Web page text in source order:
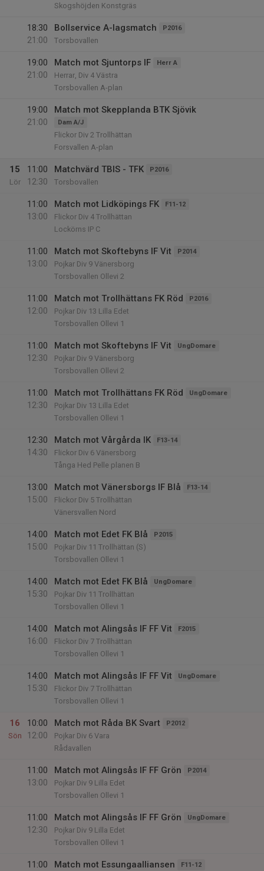
Skogshöjden Konstgräs
18:30
21:00
Bollservice A-lagsmatch P2016
Torsbovallen
19:00
21:00
Match mot Sjuntorps IF Herr A
Herrar, Div 4 Västra
Torsbovallen A-plan
19:00
21:00
Match mot Skepplanda BTK Sjövik
Dam A/J
Flickor Div 2 Trollhättan
Forsvallen A-plan
15
Lör
11:00
12:30
Matchvärd TBIS - TFK P2016
Torsbovallen
11:00
13:00
Match mot Lidköpings FK F11-12
Flickor Div 4 Trollhättan
Lockörns IP C
11:00
13:00
Match mot Skoftebyns IF Vit P2014
Pojkar Div 9 Vänersborg
Torsbovallen Ollevi 2
11:00
12:00
Match mot Trollhättans FK Röd P2016
Pojkar Div 13 Lilla Edet
Torsbovallen Ollevi 1
11:00
12:30
Match mot Skoftebyns IF Vit UngDomare
Pojkar Div 9 Vänersborg
Torsbovallen Ollevi 2
11:00
12:30
Match mot Trollhättans FK Röd UngDomare
Pojkar Div 13 Lilla Edet
Torsbovallen Ollevi 1
12:30
14:30
Match mot Vårgårda IK F13-14
Flickor Div 6 Vänersborg
Tånga Hed Pelle planen B
13:00
15:00
Match mot Vänersborgs IF Blå F13-14
Flickor Div 5 Trollhättan
Vänersvallen Nord
14:00
15:00
Match mot Edet FK Blå P2015
Pojkar Div 11 Trollhättan (S)
Torsbovallen Ollevi 1
14:00
15:30
Match mot Edet FK Blå UngDomare
Pojkar Div 11 Trollhättan
Torsbovallen Ollevi 1
14:00
16:00
Match mot Alingsås IF FF Vit F2015
Flickor Div 7 Trollhättan
Torsbovallen Ollevi 1
14:00
15:30
Match mot Alingsås IF FF Vit UngDomare
Flickor Div 7 Trollhättan
Torsbovallen Ollevi 1
16
Sön
10:00
12:00
Match mot Råda BK Svart P2012
Pojkar Div 6 Vara
Rådavallen
11:00
13:00
Match mot Alingsås IF FF Grön P2014
Pojkar Div 9 Lilla Edet
Torsbovallen Ollevi 1
11:00
12:30
Match mot Alingsås IF FF Grön UngDomare
Pojkar Div 9 Lilla Edet
Torsbovallen Ollevi 1
11:00
Match mot Essungaalliansen F11-12